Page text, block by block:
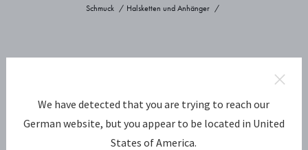
Schmuck Halsketten und Anhänger
We have detected that you are trying to reach our
German website, but you appear to be located in United
States of America.